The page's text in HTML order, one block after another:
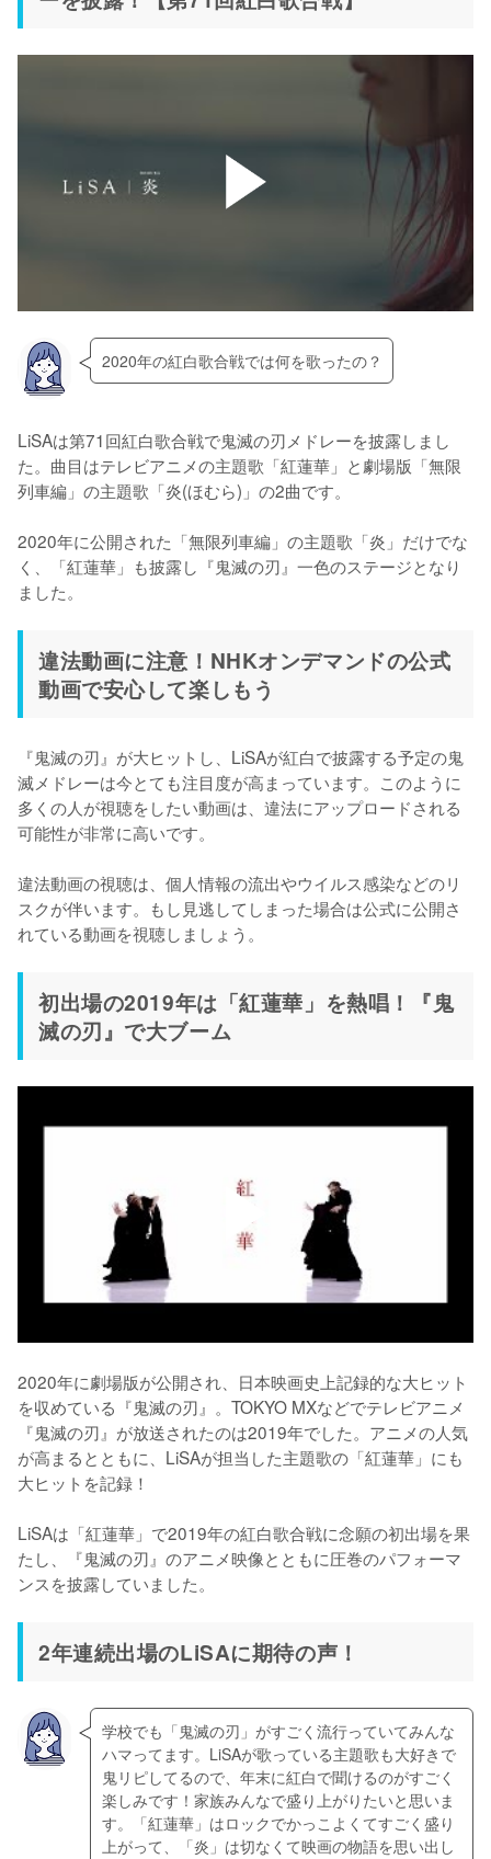
LiSAは第71回紅白歌合戦で鬼滅の刃メドレーを披露しまし
た。曲目はテレビアニメの主題歌「紅蓮華」と劇場版「無限
列車編」の主題歌「炎(ほむら)」の2曲です。
2020年に公開された「無限列車編」の主題歌「炎」だけでな
く、「紅蓮華」も披露し『鬼滅の刃』一色のステージとなり
ました。
違法動画に注意！NHKオンデマンドの公式
動画で安心して楽しもう
『鬼滅の刃』が大ヒットし、LiSAが紅白で披露する予定の鬼
滅メドレーは今とても注目度が高まっています。このように
多くの人が視聴をしたい動画は、違法にアップロードされる
可能性が非常に高いです。
違法動画の視聴は、個人情報の流出やウイルス感染などのリ
スクが伴います。もし見逃してしまった場合は公式に公開さ
れている動画を視聴しましょう。
初出場の2019年は「紅蓮華」を熱唱！『鬼
滅の刃』で大ブーム
2020年に劇場版が公開され、日本映画史上記録的な大ヒット
を収めている『鬼滅の刃』。TOKYO MXなどでテレビアニメ
『鬼滅の刃』が放送されたのは2019年でした。アニメの人気
が高まるとともに、LiSAが担当した主題歌の「紅蓮華」にも
大ヒットを記録！
LiSAは「紅蓮華」で2019年の紅白歌合戦に念願の初出場を果
たし、『鬼滅の刃』のアニメ映像とともに圧巻のパフォーマ
ンスを披露していました。
2年連続出場のLiSAに期待の声！
学校でも「鬼滅の刃」がすごく流行っていてみんな
ハマってます。LiSAが歌っている主題歌も大好きで
鬼リピしてるので、年末に紅白で聞けるのがすごく
楽しみです！家族みんなで盛り上がりたいと思いま
す。「紅蓮華」はロックでかっこよくてすごく盛り
上がって、「炎」は切なくて映画の物語を思い出し